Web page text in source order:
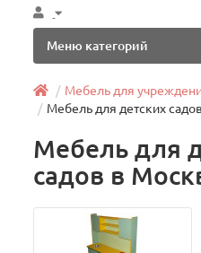
Меню категорий
Мебель для
Мебель для детских садов
Мебель для
садов в